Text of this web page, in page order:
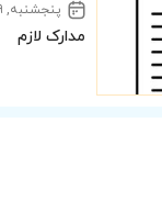
پنجشنبه, ۰۹ بهمن ۱۴۰۴
مدارک لازم